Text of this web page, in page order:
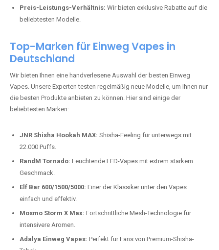
Preis-Leistungs-Verhältnis: Wir bieten exklusive Rabatte auf die
beliebtesten Modelle.
Top-Marken für Einweg Vapes in
Deutschland
Wir bieten Ihnen eine handverlesene Auswahl der besten Einweg
Vapes. Unsere Experten testen regelmäßig neue Modelle, um Ihnen nur
die besten Produkte anbieten zu können. Hier sind einige der
beliebtesten Marken:
JNR Shisha Hookah MAX: Shisha-Feeling für unterwegs mit
22.000 Puffs.
RandM Tornado: Leuchtende LED-Vapes mit extrem starkem
Geschmack.
Elf Bar 600/1500/5000: Einer der Klassiker unter den Vapes –
einfach und effektiv.
Mosmo Storm X Max: Fortschrittliche Mesh-Technologie für
intensivere Aromen.
Adalya Einweg Vapes: Perfekt für Fans von Premium-Shisha-